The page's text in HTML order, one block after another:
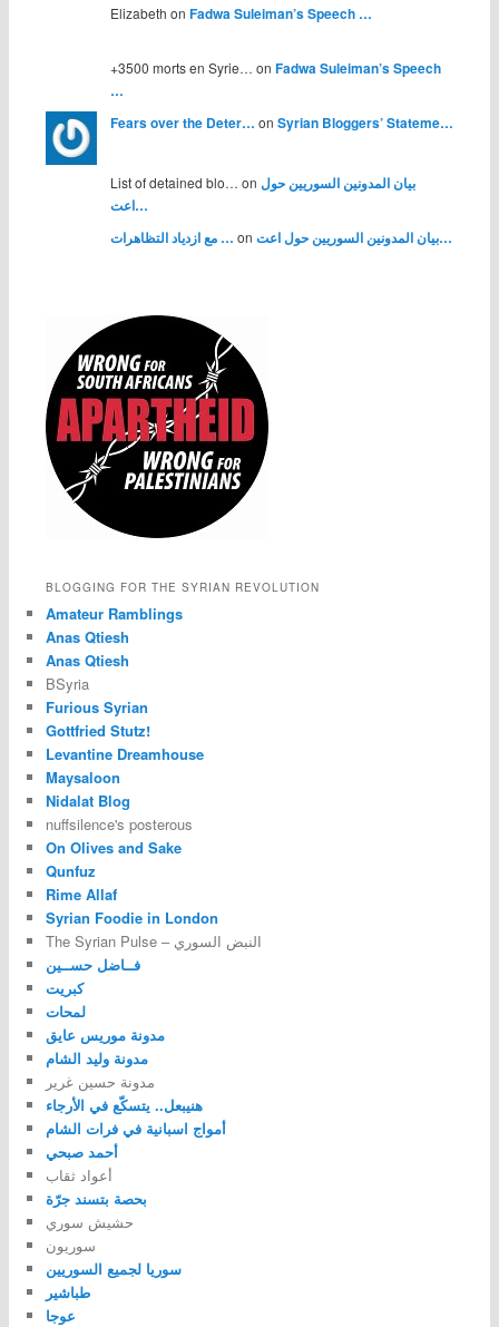
Elizabeth on Fadwa Suleiman’s Speech …
+3500 morts en Syrie… on Fadwa Suleiman’s Speech
…
Fears over the Deter… on Syrian Bloggers’ Stateme…
List of detained blo… on بيان المدونين السوريين حول
اعت…
مع ازدياد التظاهرات … on بيان المدونين السوريين حول اعت…
BLOGGING FOR THE SYRIAN REVOLUTION
Amateur Ramblings
Anas Qtiesh
Anas Qtiesh
BSyria
Furious Syrian
Gottfried Stutz!
Levantine Dreamhouse
Maysaloon
Nidalat Blog
nuffsilence's posterous
On Olives and Sake
Qunfuz
Rime Allaf
Syrian Foodie in London
The Syrian Pulse – النبض السوري
فــاضل حســين
كبريت
لمحات
مدونة موريس عايق
مدونة وليد الشام
مدونة حسين غرير
هنيبعل.. يتسكّع في الأرجاء
أمواج اسبانية في فرات الشام
أحمد صبحي
أعواد ثقاب
بحصة بتسند جرّة
حشيش سوري
سوريون
سوريا لجميع السوريين
طباشير
عوجا